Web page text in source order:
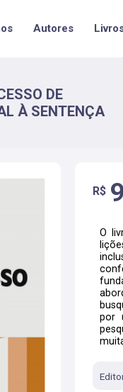
Autores
DE
À SENTENÇA
R$
O
por